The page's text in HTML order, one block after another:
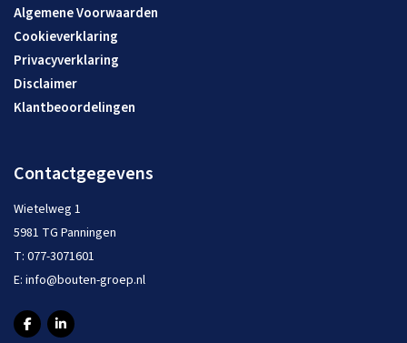
Algemene Voorwaarden
Cookieverklaring
Privacyverklaring
Disclaimer
Klantbeoordelingen
Contactgegevens
Wietelweg 1
5981 TG Panningen
T: 077-3071601
E: info@bouten-groep.nl